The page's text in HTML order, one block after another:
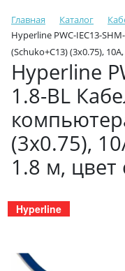
Главная Каталог
Hyperline PWC-IEC13-
(Schuko+C13) (3x0.75),
Hyperline
1.8-BL
(3x0.75),
1.8 м, цвет
Hyperline